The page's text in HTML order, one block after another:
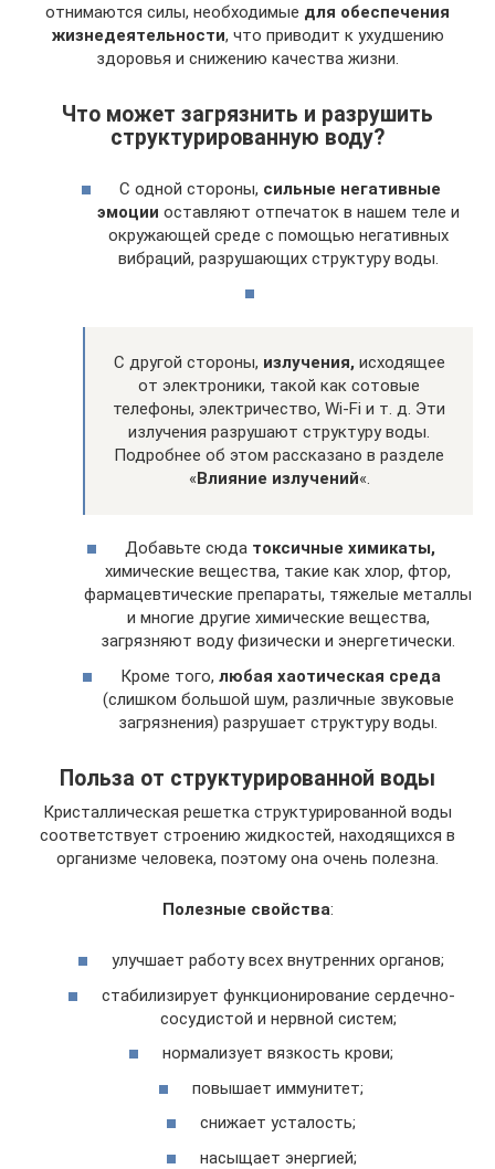
отнимаются силы, необходимые для обеспечения
жизнедеятельности, что приводит к ухудшению
здоровья и снижению качества жизни.
Что может загрязнить и разрушить
структурированную воду?
С одной стороны, сильные негативные
эмоции оставляют отпечаток в нашем теле и
окружающей среде с помощью негативных
вибраций, разрушающих структуру воды.
С другой стороны, излучения, исходящее
от электроники, такой как сотовые
телефоны, электричество, Wi-Fi и т. д. Эти
излучения разрушают структуру воды.
Подробнее об этом рассказано в разделе
«Влияние излучений«.
Добавьте сюда токсичные химикаты,
химические вещества, такие как хлор, фтор,
фармацевтические препараты, тяжелые металлы
и многие другие химические вещества,
загрязняют воду физически и энергетически.
Кроме того, любая хаотическая среда
(слишком большой шум, различные звуковые
загрязнения) разрушает структуру воды.
Польза от структурированной воды
Кристаллическая решетка структурированной воды
соответствует строению жидкостей, находящихся в
организме человека, поэтому она очень полезна.
Полезные свойства:
улучшает работу всех внутренних органов;
стабилизирует функционирование сердечно-
сосудистой и нервной систем;
нормализует вязкость крови;
повышает иммунитет;
снижает усталость;
насыщает энергией;